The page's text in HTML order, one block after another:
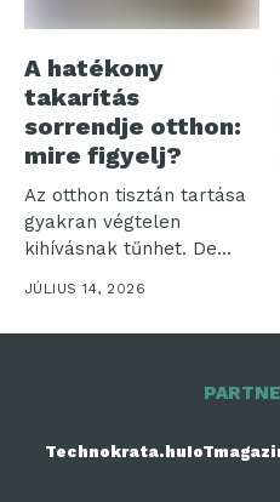
A hatékony
takarítás
sorrendje otthon:
mire figyelj?
Az otthon tisztán tartása
gyakran végtelen
kihívásnak tűnhet. De
vajon miért olyan...
JÚLIUS 14, 2026
Technokrata.hu